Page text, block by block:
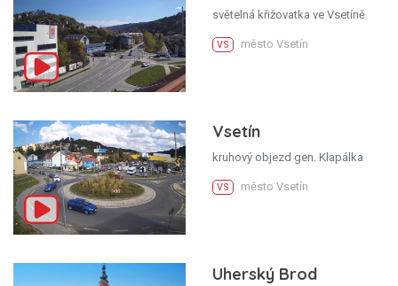
světelná křižovatka ve Vsetíně
VS město Vsetín
Vsetín
kruhový objezd gen. Klapálka
VS město Vsetín
Uherský Brod